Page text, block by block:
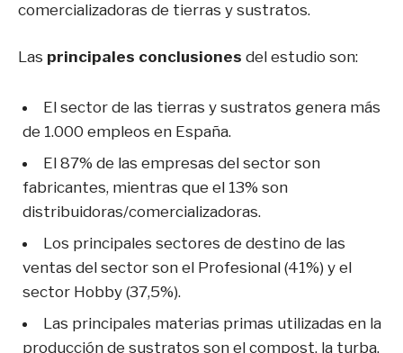
comercializadoras de tierras y sustratos.
Las principales conclusiones del estudio son:
El sector de las tierras y sustratos genera más
de 1.000 empleos en España.
El 87% de las empresas del sector son
fabricantes, mientras que el 13% son
distribuidoras/comercializadoras.
Los principales sectores de destino de las
ventas del sector son el Profesional (41%) y el
sector Hobby (37,5%).
Las principales materias primas utilizadas en la
producción de sustratos son el compost, la turba,